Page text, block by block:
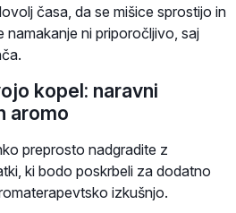
časa, da se mišice sprostijo in
namakanje ni priporočljivo, saj
kopel: naravni
aromo
preprosto nadgradite z
ki bodo poskrbeli za dodatno
izkušnjo.